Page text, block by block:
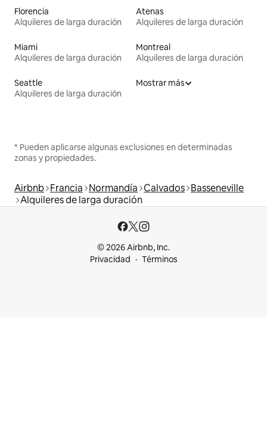
Florencia
Alquileres de larga duración
Atenas
Alquileres de larga duración
Miami
Alquileres de larga duración
Montreal
Alquileres de larga duración
Seattle
Alquileres de larga duración
Mostrar más
* Pueden aplicarse algunas exclusiones en determinadas
zonas y propiedades.
Airbnb Francia Normandía Calvados Basseneville
Alquileres de larga duración
© 2026 Airbnb, Inc.
Privacidad
Términos